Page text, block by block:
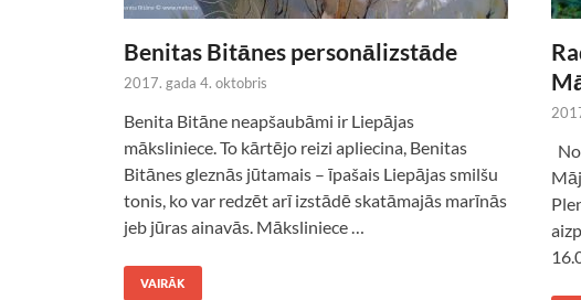
Benitas Bitānes personālizstāde
2017. gada 4. oktobris
Benita Bitāne neapšaubāmi ir Liepājas
māksliniece. To kārtējo reizi apliecina, Benitas
Bitānes gleznās jūtamais – īpašais Liepājas smilšu
tonis, ko var redzēt arī izstādē skatāmajās marīnās
jeb jūras ainavās. Māksliniece …
VAIRĀK